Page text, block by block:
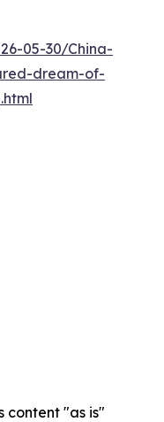
05-30/China-
dream-of-
content "as is"